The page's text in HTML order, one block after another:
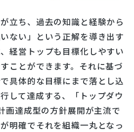
立ち、過去の知識と経験から
ない」という正解を導き出す
経営トップも目標化しやすい
ことができます。それに基づ
具体的な目標にまで落とし込
して達成する、「トップダウ
画達成型の方針展開が主流で
明確でそれを組織一丸となっ